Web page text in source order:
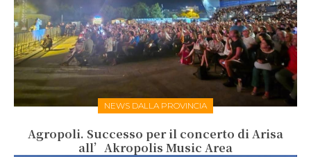
NEWS DALLA PROVINCIA
Agropoli. Successo per il concerto di Arisa
all’Akropolis Music Area